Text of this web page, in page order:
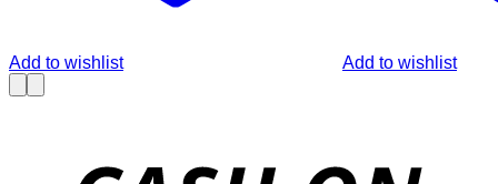
Add to wishlist Add to wishlist